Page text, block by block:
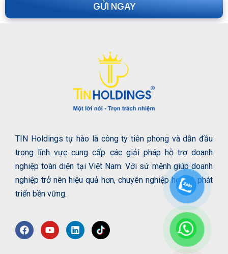
TIN Holdings tự hào là công ty tiên phong và dẫn đầu
trong lĩnh vực cung cấp các giải pháp hỗ trợ doanh
nghiệp toàn diện tại Việt Nam. Với sứ mệnh giúp doanh
nghiệp trở nên hiệu quả hơn, chuyên nghiệp hơn và phát
triển bền vững.